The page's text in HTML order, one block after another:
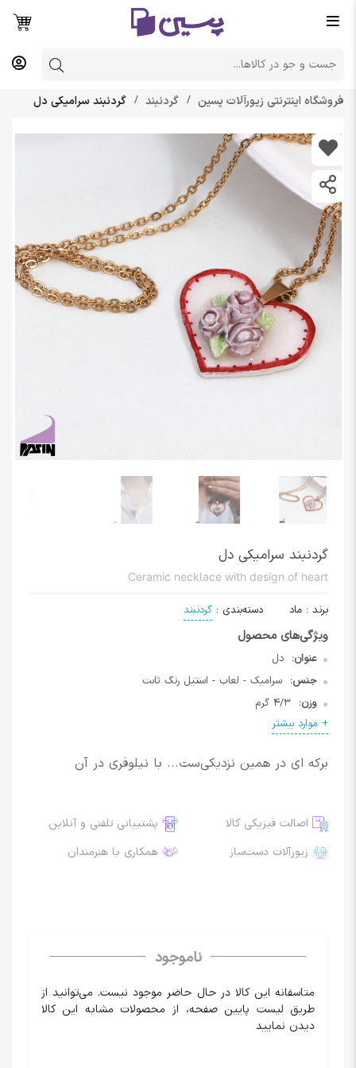
فروشگاه اینترنتی زیورآلات پسین گردنبند گردنبند سرامیکی دل
گردنبند سرامیکی دل
Ceramic necklace with design of heart
برند : ماد دسته‌بندی : گردنبند
عنوان: دل
جنس: سرامیک - لعاب - استیل رنگ ثابت
وزن: 4/3 گرم
اندازه: 0.2 * 2 * 3 سانتی‌متر
سازنده:
ثمین اخوان
+ موارد بیشتر
برکه ای در همین نزدیکی‌ست... با نیلوفری در آن
اصالت فیزیکی کالا
پشتیبانی تلفنی و آنلاین
زیورآلات دست‌ساز
همکاری با هنرمندان
ناموجود
متاسفانه این کالا در حال حاضر موجود نیست. می‌توانید از
طریق لیست پایین صفحه، از محصولات مشابه این کالا
دیدن نمایید